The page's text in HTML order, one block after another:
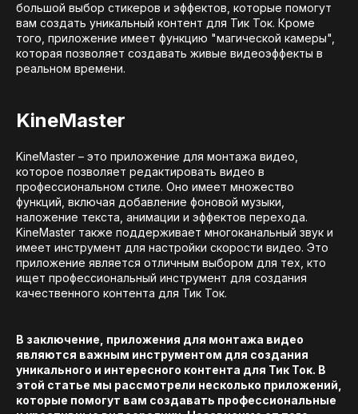
большой выбор стикеров и эффектов, которые помогут
вам создать уникальный контент для Тик Ток. Кроме
того, приложение имеет функцию "магической камеры",
которая позволяет создавать живые видеоэффекты в
реальном времени.
KineMaster
KineMaster – это приложение для монтажа видео,
которое позволяет редактировать видео в
профессиональном стиле. Оно имеет множество
функций, включая добавление фоновой музыки,
наложение текста, анимации и эффектов перехода.
KineMaster также поддерживает многоканальный звук и
имеет инструмент для настройки скорости видео. Это
приложение является отличным выбором для тех, кто
ищет профессиональный инструмент для создания
качественного контента для Тик Ток.
В заключение, приложения для монтажа видео
являются важным инструментом для создания
уникального и интересного контента для Тик Ток. В
этой статье мы рассмотрели несколько приложений,
которые помогут вам создавать профессиональные